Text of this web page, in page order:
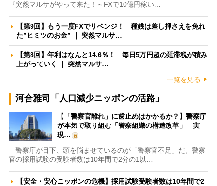
『突然マルサがやって来た！～FXで10億円稼い…
【第9回】もう一度FXでリベンジ！ 種銭は差し押さえを免れ
た”ヒミツのお金” ｜ 突然マルサ…
【第8回】年利はなんと14.6％！ 毎日5万円超の延滞税が積み
上がっていく ｜ 突然マルサ…
一覧を見る
河合雅司「人口減少ニッポンの活路」
【「警察官離れ」に歯止めはかかるか？】警察庁
が本気で取り組む「警察組織の構造改革」 実
現…
警察庁が目下、頭を悩ませているのが「警察官不足」だ。警察
官の採用試験の受験者数は10年間で2分の1以…
【安全・安心ニッポンの危機】採用試験受験者数は10年間で2